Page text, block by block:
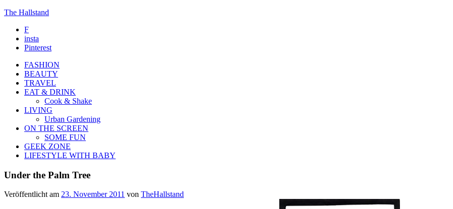
The Hallstand
F
insta
Pinterest
FASHION
BEAUTY
TRAVEL
EAT & DRINK
Cook & Shake
LIVING
Urban Gardening
ON THE SCREEN
SOME FUN
GEEK ZONE
LIFESTYLE WITH BABY
Under the Palm Tree
Veröffentlicht am 23. November 2011 von TheHallstand